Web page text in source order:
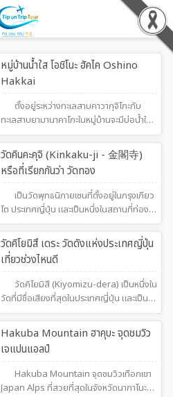
หมู่บ้านน้ำใส โอชิโนะ ฮัคไค Oshino
Hakkai
ตั้งอยู่ระหว่างทะเลสาบคาวากุจิโกะกับ
ทะเลสาบยามานาคาโกะในหมู่บ้านจะมีบ่อน้ำใส
8 บ่อ และยังว่ากันว่า บ่อน้ำในหมู่บ้านนี้เป็น
แหล่งน้ำสะอาดอันศักดิ์สิทธิ์จากภูเขาไฟฟูจิ
วัดคินคะคุจิ (Kinkaku-ji - 金閣寺)
หรือที่เรียกกันว่า วัดทอง
เป็นวัดพุทธนิกายเซนที่ตั้งอยู่ในกรุงเกียว
โต ประเทศญี่ปุ่น และเป็นหนึ่งในสถานที่ท่อง
เที่ยวที่มีชื่อเสียงที่สุดของญี่ปุ่นเพราะอาคาร
หลักของวัดถูกหุ้มด้วย "ทองคำเปลว" อัน
เป็นเอกลักษณ์ทำให้สะท้อนกับแสงแดดและ
ผิวน้ำได้อย่างสวยงามน่าตื่นตา
วัดคิโยมิสึ เดระ วัดดังแห่งประเทศญี่ปุ่น
เที่ยวช่วงไหนดี
วัดคิโยมิสึ (Kiyomizu-dera) เป็นหนึ่งใน
วัดที่มีชื่อเสียงที่สุดในประเทศญี่ปุ่น และเป็น
สถานที่ท่องเที่ยวที่สำคัญในเกียวโต (Kyoto)
ซึ่งตั้งอยู่ในเขตฮิกาชิยามะของเมืองเกียวโต
วัดนี้ได้รับการขึ้นทะเบียนเป็นมรดกโลกของ
องค์การยูเนสโกในปี 1994 ด้วยความสำคัญ
ทางประวัติศาสตร์และวัฒนธรรม
Hakuba Mountain ฮาคุบะ จุดชมวิว
เจแปนแอลป์
Hakuba Mountain จุดชมวิวเทือกเขา
Japan Alps ที่สวยที่สุดในจังหวัดนากาโนะ